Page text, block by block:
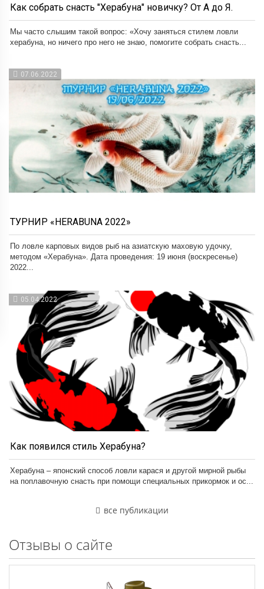
Как собрать снасть "Херабуна" новичку? От А до Я.
Мы часто слышим такой вопрос: «Хочу заняться стилем ловли
херабуна, но ничего про него не знаю, помогите собрать снасть...
07.06.2022
ТУРНИР «HERABUNA 2022»
По ловле карповых видов рыб на азиатскую маховую удочку,
методом «Херабуна». Дата проведения: 19 июня (воскресенье)
2022...
05.04.2022
Как появился стиль Херабуна?
Херабуна – японский способ ловли карася и другой мирной рыбы
на поплавочную снасть при помощи специальных прикормок и ос...
все публикации
Отзывы о сайте